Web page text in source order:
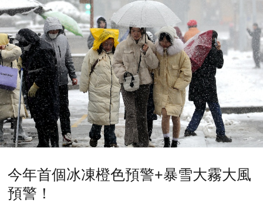
今年首個冰凍橙色預警+暴雪大霧大風
預警！